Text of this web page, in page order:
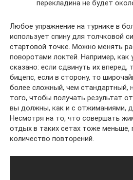
перекладина не будет
Любое упражнение на турнике в
использует спину для толчковой
стартовой точке. Можно менять
поворотами локтей. Например, как
сказано: если сдвинуть их вперед,
бицепс, если в сторону, то
более сложный, чем стандартный,
того, чтобы получать результат
вы должны, как и с отжиманиями,
Несмотря на то, что совершать
отдых в таких сетах тоже меньше,
количество повторений.